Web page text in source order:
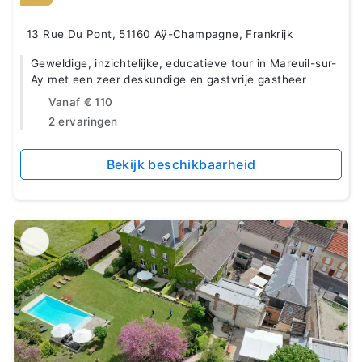
13 Rue Du Pont, 51160 Aÿ-Champagne, Frankrijk
Geweldige, inzichtelijke, educatieve tour in Mareuil-sur-
Ay met een zeer deskundige en gastvrije gastheer
Vanaf € 110
2 ervaringen
Bekijk beschikbaarheid